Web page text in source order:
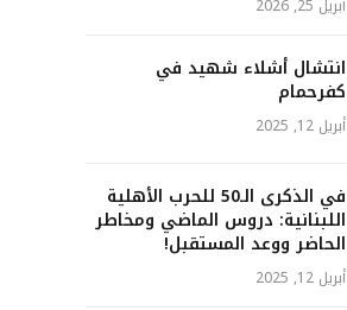
أبريل 25, 2026
انتشال أشلاء شهيد في
كفرحمام
أبريل 12, 2025
في الذكرى الـ50 للحرب الأهلية
اللبنانية: دروس الماضي ومخاطر
الحاضر ووعد المستقبل!
أبريل 12, 2025